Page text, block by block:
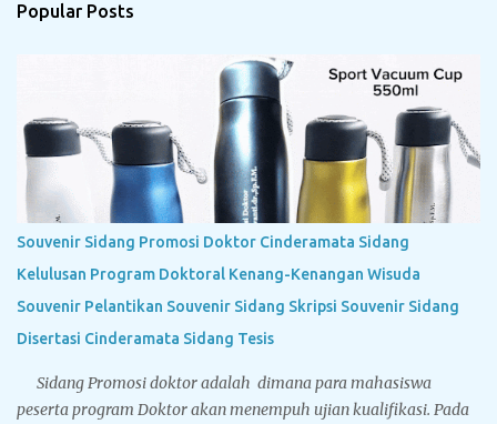
Popular Posts
Souvenir Sidang Promosi Doktor Cinderamata Sidang
Kelulusan Program Doktoral Kenang-Kenangan Wisuda
Souvenir Pelantikan Souvenir Sidang Skripsi Souvenir Sidang
Disertasi Cinderamata Sidang Tesis
Sidang Promosi doktor adalah dimana para mahasiswa
peserta program Doktor akan menempuh ujian kualifikasi. Pada